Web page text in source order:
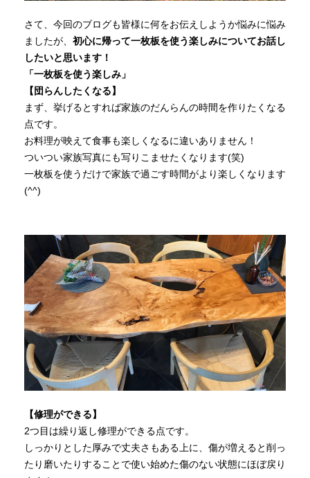
さて、今回のブログも皆様に何をお伝えしようか悩みに悩み
ましたが、 初心に帰って一枚板を使う楽しみについてお話し
したいと思います！
「一枚板を使う楽しみ」
【団らんしたくなる】
まず、挙げるとすれば家族のだんらんの時間を作りたくなる
点です。
お料理が映えて食事も楽しくなるに違いありません！
ついつい家族写真にも写りこませたくなります(笑)
一枚板を使うだけで家族で過ごす時間がより楽しくなります
(^^)
【修理ができる】
2つ目は繰り返し修理ができる点です。
しっかりとした厚みで丈夫さもある上に、傷が増えると削っ
たり磨いたりすることで使い始めた傷のない状態にほぼ戻り